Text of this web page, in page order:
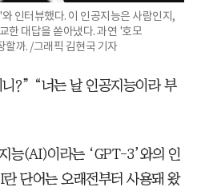
인터뷰했다. 이 인공지능은 사람인지,
한 대답을 쏟아냈다. 과연 '호모
까. /그래픽 김현국 기자
?” “너는 날 인공지능이라 부
능(AI)이라는 ‘GPT-3’와의 인
단어는 오래전부터 사용돼 왔